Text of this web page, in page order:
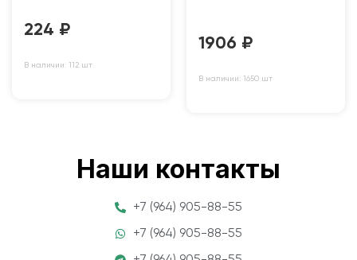
224 ₽
В наличии: 112 шт
1906 ₽
В наличии: 1650 шт
Наши контакты
+7 (964) 905-88-55
+7 (964) 905-88-55